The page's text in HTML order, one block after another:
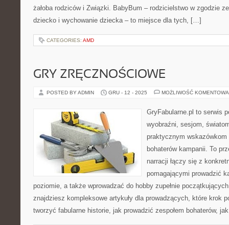
żałoba rodziców i Związki. BabyBum – rodzicielstwo w zgodzie
dziecko i wychowanie dziecka – to miejsce dla tych, […]
CATEGORIES: AMD
GRY ZRĘCZNOŚCIOWE
POSTED BY ADMIN GRU - 12 - 2025 MOŻLIWOŚĆ
GryFabularne.pl to serwis
wyobraźni, sesjom,
praktycznym
bohaterów kampanii. To
narracji łączy się z
pomagającymi prowadzić
poziomie, a także wprowadzać do hobby zupełnie
znajdziesz kompleksowe artykuły dla prowadzących, które krok
tworzyć fabularne historie, jak prowadzić zespołem bohaterów,